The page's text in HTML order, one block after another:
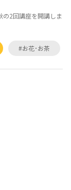
2回講座を開講しま
#お花･お茶